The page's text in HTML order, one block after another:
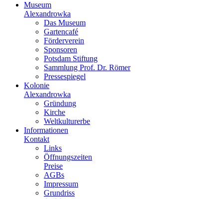
Museum
Alexandrowka
Das Museum
Gartencafé
Förderverein
Sponsoren
Potsdam Stiftung
Sammlung Prof. Dr. Römer
Pressespiegel
Kolonie
Alexandrowka
Gründung
Kirche
Weltkulturerbe
Informationen
Kontakt
Links
Öffnungszeiten
Preise
AGBs
Impressum
Grundriss